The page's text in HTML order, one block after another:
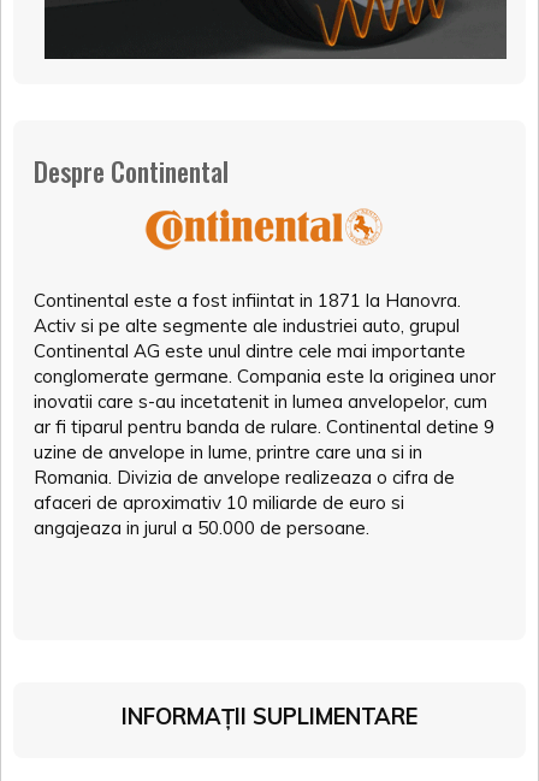
Despre Continental
Continental este a fost infiintat in 1871 la Hanovra.
Activ si pe alte segmente ale industriei auto, grupul
Continental AG este unul dintre cele mai importante
conglomerate germane. Compania este la originea unor
inovatii care s-au incetatenit in lumea anvelopelor, cum
ar fi tiparul pentru banda de rulare. Continental detine 9
uzine de anvelope in lume, printre care una si in
Romania. Divizia de anvelope realizeaza o cifra de
afaceri de aproximativ 10 miliarde de euro si
angajeaza in jurul a 50.000 de persoane.
INFORMAȚII SUPLIMENTARE